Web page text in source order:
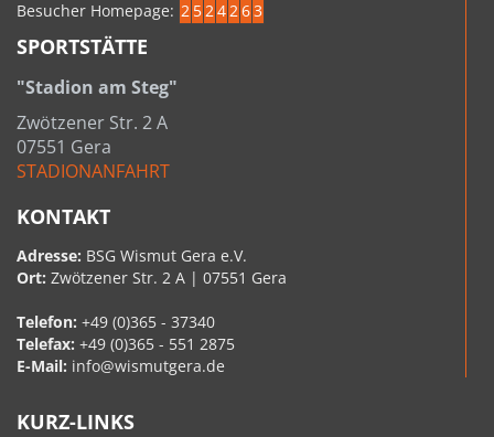
Besucher Homepage: 2 524263
SPORTSTÄTTE
"Stadion am Steg"
Zwötzener Str. 2 A
07551 Gera
STADIONANFAHRT
KONTAKT
Adresse: BSG Wismut Gera e.V.
Ort: Zwötzener Str. 2 A | 07551 Gera
Telefon: +49 (0)365 - 37340
Telefax: +49 (0)365 - 551 2875
E-Mail: info@wismutgera.de
KURZ-LINKS